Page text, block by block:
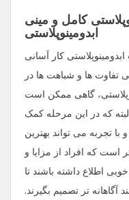
کامل و مینی
ابدومینوپلاستی
کار آسانی
تفاوت ها و شباهت ها در
گاهی ممکن است
که در این مرحله کمک
تجربه می تواند بهترین
است که افراد از مزایا و
اطلاع داشته باشند تا
آگاهانه تر تصمیم بگیرند.